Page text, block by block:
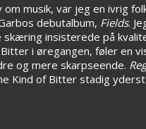
musik, var jeg en ivrig
debutalbum, Fields.
insisterede på
i øregangen, føler en
og mere skarpseende.
Kind of Bitter stadig